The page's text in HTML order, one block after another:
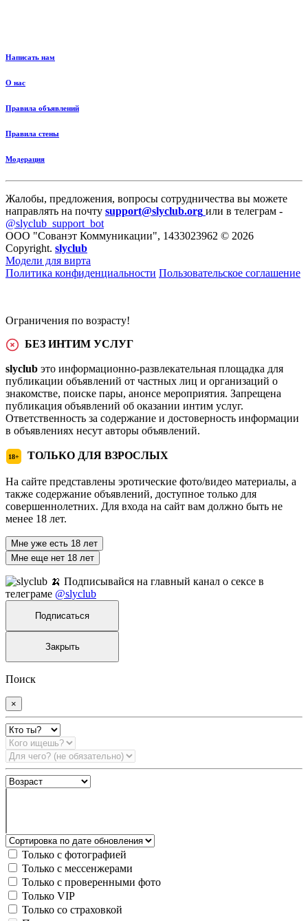
Написать нам
О нас
Правила объявлений
Правила стены
Модерация
Жалобы, предложения, вопросы сотрудничества вы можете
направлять на почту support@slyclub.org или в телеграм -
@slyclub_support_bot
ООО "Сованэт Коммуникации", 1433023962 © 2026
Copyright. slyclub
Модели для вирта
Политика конфиденциальности Пользовательское соглашение
Ограничения по возрасту!
БЕЗ ИНТИМ УСЛУГ
slyclub это информационно-развлекательная площадка для
публикации объявлений от частных лиц и организаций о
знакомстве, поиске пары, анонсе мероприятия. Запрещена
публикация объявлений об оказании интим услуг.
Ответственность за содержание и достоверность информации
в объявлениях несут авторы объявлений.
18+ ТОЛЬКО ДЛЯ ВЗРОСЛЫХ
На сайте представлены эротические фото/видео материалы, а
также содержание объявлений, доступное только для
совершеннолетних. Для входа на сайт вам должно быть не
менее 18 лет.
Мне уже есть 18 лет
Мне еще нет 18 лет
🍌 Подписывайся на главный канал о сексе в
телеграме @slyclub
Подписаться
Закрыть
Поиск
×
Только с фотографией
Только с мессенжерами
Только с проверенными фото
Только VIP
Только со страховкой